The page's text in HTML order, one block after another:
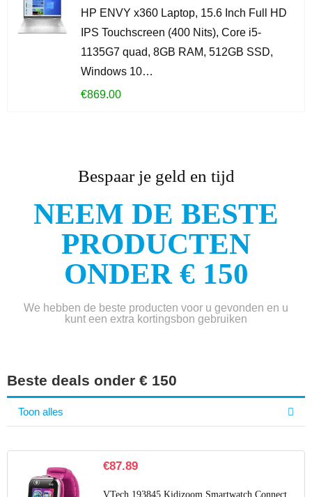
HP ENVY x360 Laptop, 15.6 Inch Full HD
IPS Touchscreen (400 Nits), Core i5-
1135G7 quad, 8GB RAM, 512GB SSD,
Windows 10…
€869.00
Bespaar je geld en tijd
NEEM DE BESTE
PRODUCTEN
ONDER € 150
We hebben de beste producten voor u gevonden en u
kunt een extra kortingsbon gebruiken
Beste deals onder € 150
Toon alles
€87.89
VTech 193845 Kidizoom Smartwatch Connect